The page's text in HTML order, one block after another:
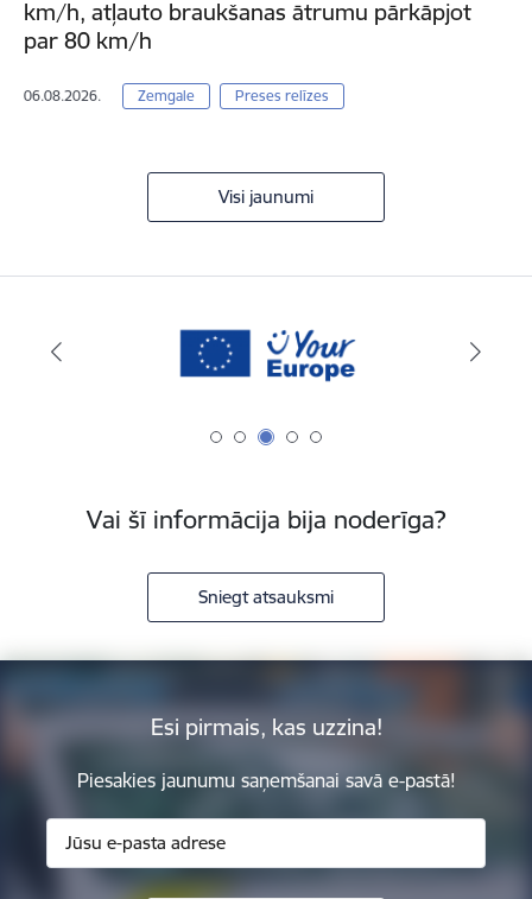
km/h, atļauto braukšanas ātrumu pārkāpjot
par 80 km/h
06.08.2026. Zemgale Preses relīzes
Visi jaunumi
Vai šī informācija bija noderīga?
Sniegt atsauksmi
Esi pirmais, kas uzzina!
Piesakies jaunumu saņemšanai savā e-pastā!